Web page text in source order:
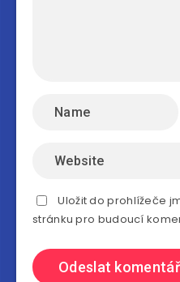
Uložit do prohlížeče
stránku pro budoucí